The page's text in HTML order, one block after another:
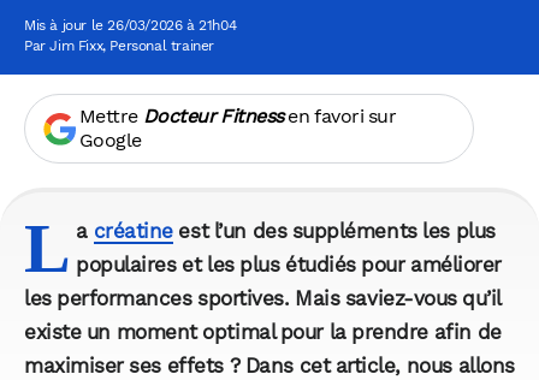
Mis à jour le 26/03/2026 à 21h04
ParJim Fixx, Personal trainer
Mettre Docteur Fitnessen favori sur
Google
L a créatineest l’un des suppléments les plus
populaires et les plus étudiés pour améliorer
les performances sportives. Mais saviez-vous qu’il
existe un moment optimal pour la prendre afin de
maximiser ses effets ? Dans cet article, nous allons